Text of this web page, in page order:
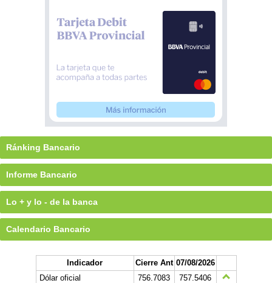
Ránking Bancario
Informe Bancario
Lo + y lo - de la banca
Calendario Bancario
Indicador Cierre Ant 07/08/2026
Dólar oficial
756.7083
757.5406